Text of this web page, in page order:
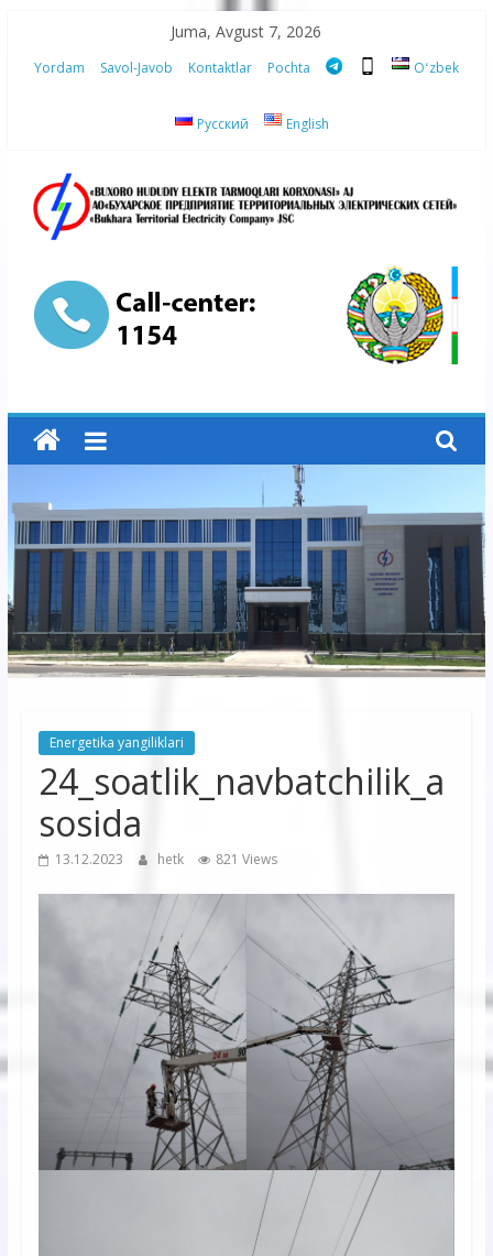
content
Juma, Avgust 7, 2026
Yordam Savol-Javob Kontaktlar Pochta Oʻzbek
Русский English
“Buxoro
hududiy
elektr
tarmoqlari
korxonasi”
AJ
“Buxoro
hududiy
korxonasi”
Energetika yangiliklari
24_soatlik_navbatchilik_a
sosida
13.12.2023 hetk 821 Views